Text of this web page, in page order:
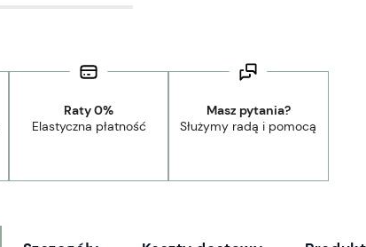
Raty 0%
Elastyczna płatność
Masz pytania?
Służymy radą i pomocą